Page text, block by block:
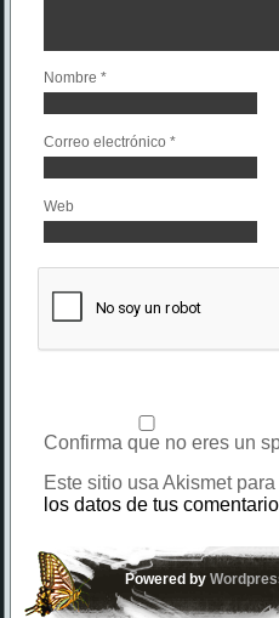
Nombre *
Correo electrónico *
Web
Confirma que no eres un
Este sitio usa Akismet
los datos de tus
Powered by